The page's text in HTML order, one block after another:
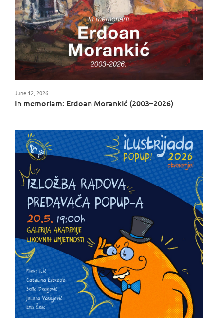
In memoriam: Erdoan Morankić (2003–2026)
June 12, 2026